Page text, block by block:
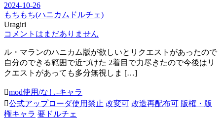
2024-10-26
もちもち(ハニカムドルチェ)
Uragiri
コメントはまだありません
ル・マランのハニカム版が欲しいとリクエストがあったので
自分のできる範囲で近づけた 2着目で力尽きたので今後はリ
クエストがあっても多分無視しま […]
mod使用/なし-キャラ
公式アップローダ使用禁止 改変可 改造再配布可 版権・版
権キャラ 要ドルチェ